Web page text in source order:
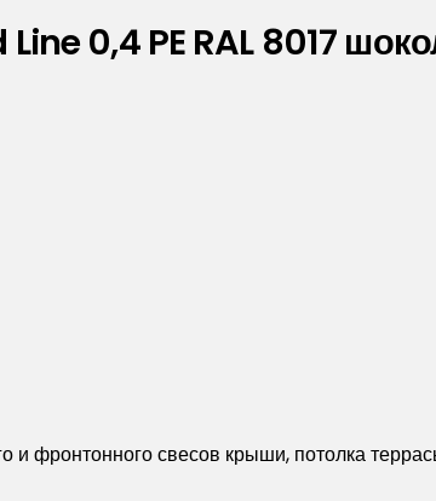
0,4 PE RAL 8017
фронтонного свесов крыши, потолка